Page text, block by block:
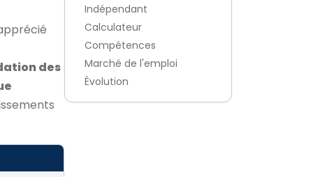
des
Indépendant
Calculateur
Compétences
Marché de l'emploi
Évolution